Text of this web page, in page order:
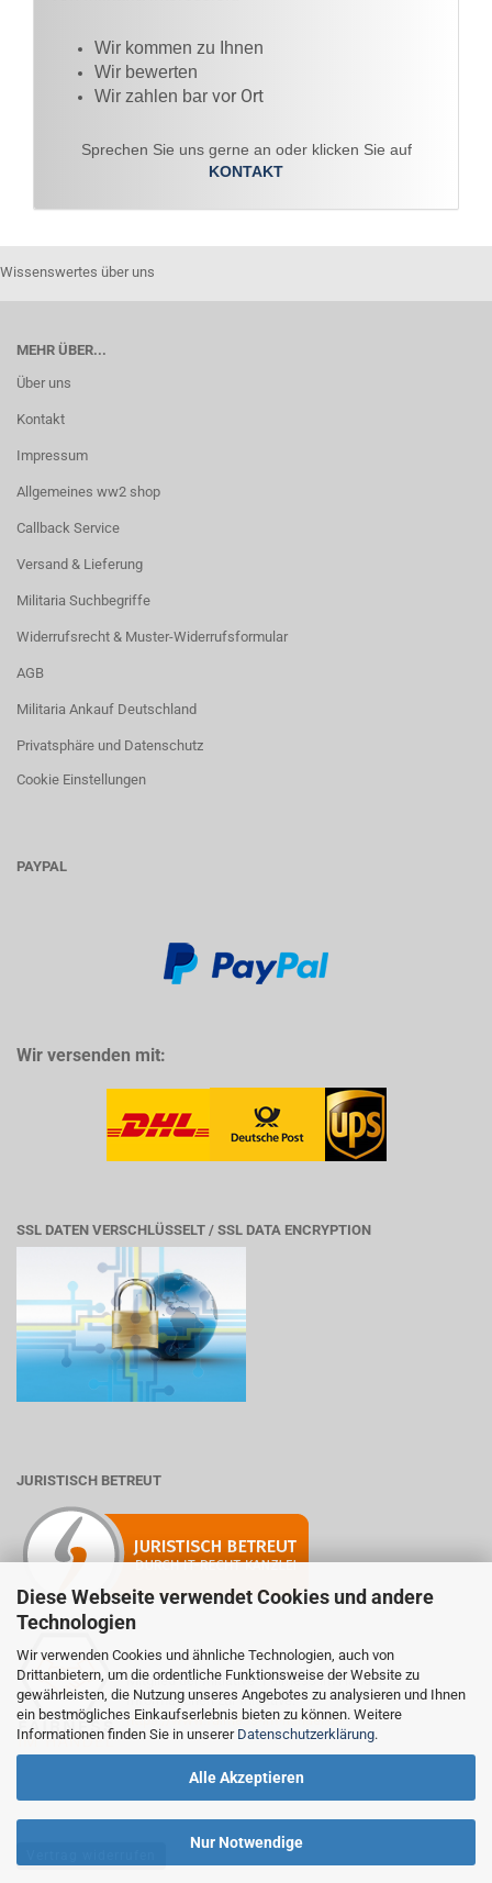
Diese Webseite verwendet Cookies und andere
Technologien
Wir verwenden Cookies und ähnliche Technologien, auch von
Drittanbietern, um die ordentliche Funktionsweise der Website zu
gewährleisten, die Nutzung unseres Angebotes zu analysieren und Ihnen
ein bestmögliches Einkaufserlebnis bieten zu können. Weitere
Informationen finden Sie in unserer Datenschutzerklärung.
Alle Akzeptieren
Nur Notwendige
Wir kommen zu Ihnen​
Wir bewerten
Wir zahlen bar vor Ort
Sprechen Sie uns gerne an oder klicken Sie auf
KONTAKT
Wissenswertes über uns
MEHR ÜBER...
Über uns
Kontakt
Impressum
Allgemeines ww2 shop
Callback Service
Versand & Lieferung
Militaria Suchbegriffe
Widerrufsrecht & Muster-Widerrufsformular
AGB
Militaria Ankauf Deutschland
Privatsphäre und Datenschutz
Cookie Einstellungen
PAYPAL
Wir versenden mit:
SSL DATEN VERSCHLÜSSELT / SSL DATA ENCRYPTION
JURISTISCH BETREUT
Mitglied der Initiative "Fairness im Handel".
Informationen zur Initiative:
https://www.fairness-im-handel.de